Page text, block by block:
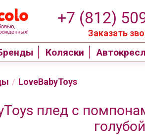
+7 (812)
Заказать
Коляски
/ LoveBabyToys
плед с
голубой